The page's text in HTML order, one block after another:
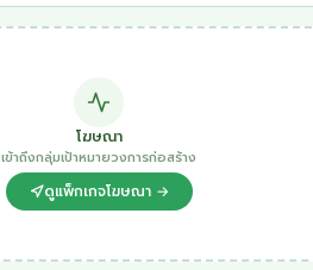
โฆษณา
เข้าถึงกลุ่มเป้าหมายวงการก่อสร้าง
ดูแพ็กเกจโฆษณา →